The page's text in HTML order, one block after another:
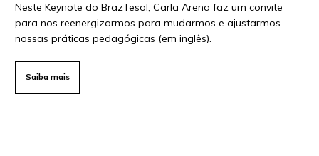
Vídeos
Para Educadores
Para Líderes
Neste Keynote do BrazTesol, Carla Arena faz um convite
para nos reenergizarmos para mudarmos e ajustarmos
nossas práticas pedagógicas (em inglês).
Saiba mais